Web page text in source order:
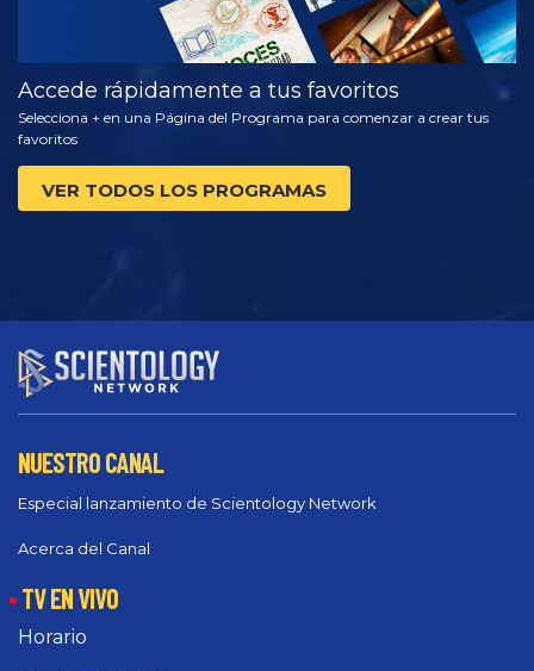
Accede rápidamente a tus favoritos
Selecciona + en una Página del Programa para comenzar a crear tus
favoritos
VER TODOS LOS PROGRAMAS
NUESTRO CANAL
Especial lanzamiento de Scientology Network
Acerca del Canal
TV EN VIVO
Horario